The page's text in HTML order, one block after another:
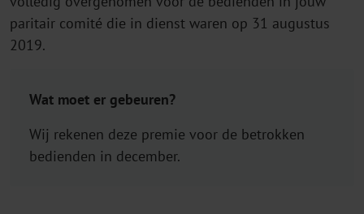
paritair comité die in dienst waren op 31 augustus
2019.
Wat moet er gebeuren?
Wij rekenen deze premie voor de betrokken
bedienden in december.